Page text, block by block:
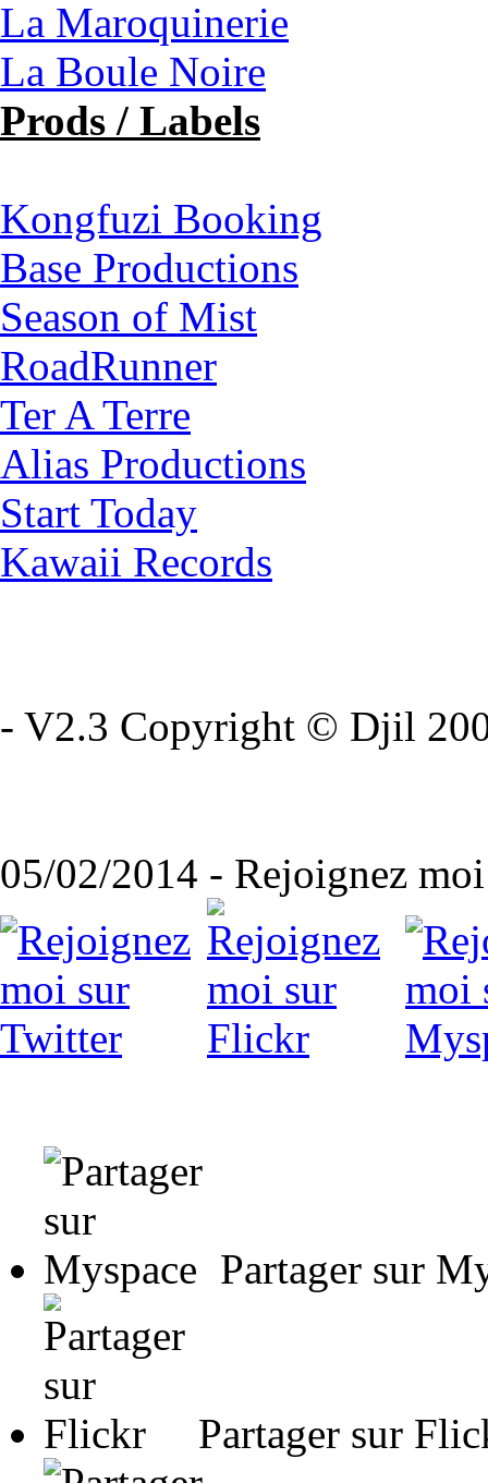
La Maroquinerie
La Boule Noire
Prods / Labels
Kongfuzi Booking
Base Productions
Season of Mist
RoadRunner
Ter A Terre
Alias Productions
Start Today
Kawaii Records
- V2.3 Copyright © Djil
05/02/2014 - Rejoignez
Partager sur
Partager sur